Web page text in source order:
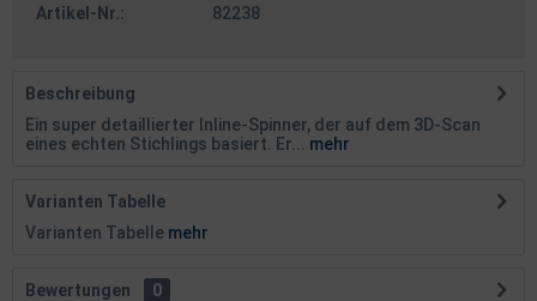
Artikel-Nr.: 82238
Beschreibung
Ein super detaillierter Inline-Spinner, der auf dem 3D-Scan
eines echten Stichlings basiert. Er...
mehr
Varianten Tabelle
Varianten Tabelle mehr
Bewertungen
0